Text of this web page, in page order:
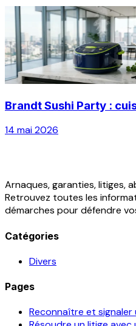
Brandt Sushi Party :
14 mai 2026
Arnaques, garanties, litiges,
Retrouvez toutes les
démarches pour défendre
Catégories
Divers
Pages
Reconnaître et signaler